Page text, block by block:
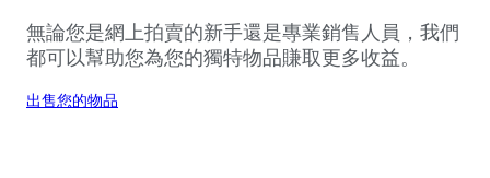
無論您是網上拍賣的新手還是專業銷售人員，我們
都可以幫助您為您的獨特物品賺取更多收益。
出售您的物品